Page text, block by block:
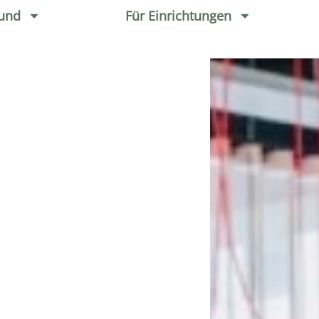
Für Einrichtungen